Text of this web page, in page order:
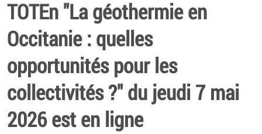
TOTEn "La géothermie en
Occitanie : quelles
opportunités pour les
collectivités ?" du jeudi 7 mai
2026 est en ligne